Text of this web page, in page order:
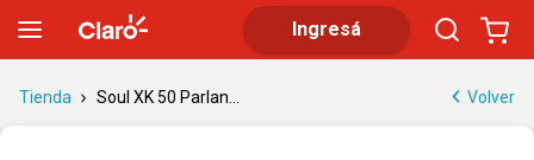
Ingresá
Tienda Soul XK 50 Parlan... Volver
Soul XK 50 Parlante Bluetooth: sonido potente y portátil